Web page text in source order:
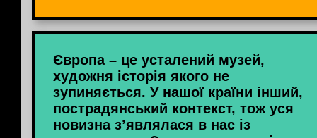
Європа – це усталений музей,
художня історія якого не
зупиняється. У нашої країни інший,
пострадянський контекст, тож уся
новизна з’являлася в нас із